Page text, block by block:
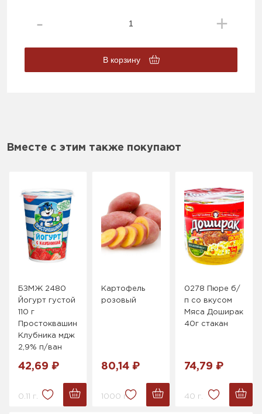
В корзину
Вместе с этим также покупают
БЗМЖ 2480
Йогурт густой
110 г
Простоквашино
Клубника мдж
2,9% п/ван
42,69 ₽
0.11 г.
Картофель
розовый
80,14 ₽
1000 г.
0278 Пюре б/
п со вкусом
Мяса Доширак
40г стакан
74,79 ₽
40 г.